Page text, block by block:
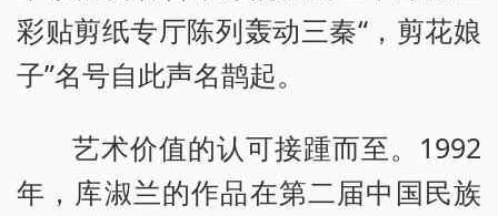
彩贴剪纸专厅陈列轰动三秦“，剪花娘
子”名号自此声名鹊起。
艺术价值的认可接踵而至。1992
年，库淑兰的作品在第二届中国民族